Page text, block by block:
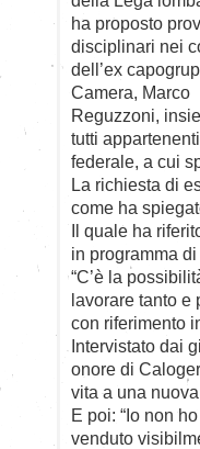
ha proposto
disciplinari nei
dell’ex
Camera, Marco
Reguzzoni,
tutti
federale, a cui
La richiesta di
come ha
Il quale ha
in programma
“C’è la
lavorare tanto e
con riferimento
Intervistato dai
onore di
vita a una
E poi: “Io non
venduto